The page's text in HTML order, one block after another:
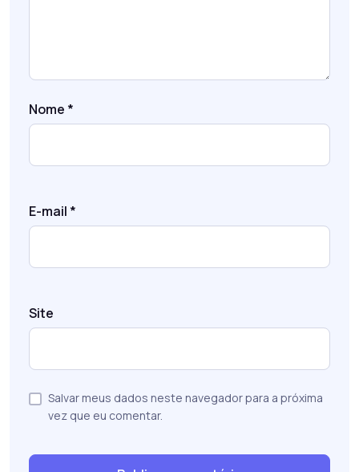
Nome *
E-mail *
Site
Salvar meus dados neste navegador para a próxima
vez que eu comentar.